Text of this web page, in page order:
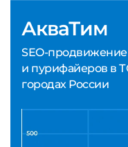
АкваТим
SEO-продвижение
и пурифайеров в
городах России